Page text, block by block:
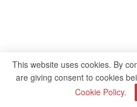
This website uses cookies. By
are giving consent to cookies
Cookie Policy.